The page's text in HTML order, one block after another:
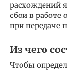
расхождений
сбои в работе
при передаче
Из чего
Чтобы